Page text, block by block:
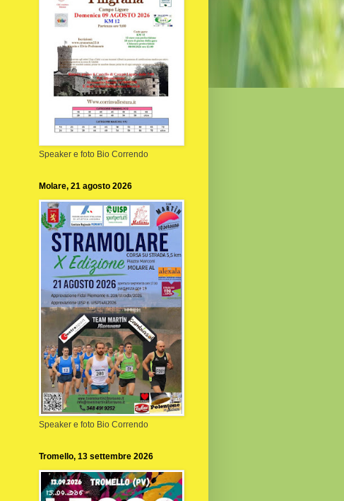
Speaker e foto Bio Correndo
Molare, 21 agosto 2026
Speaker e foto Bio Correndo
Tromello, 13 settembre 2026